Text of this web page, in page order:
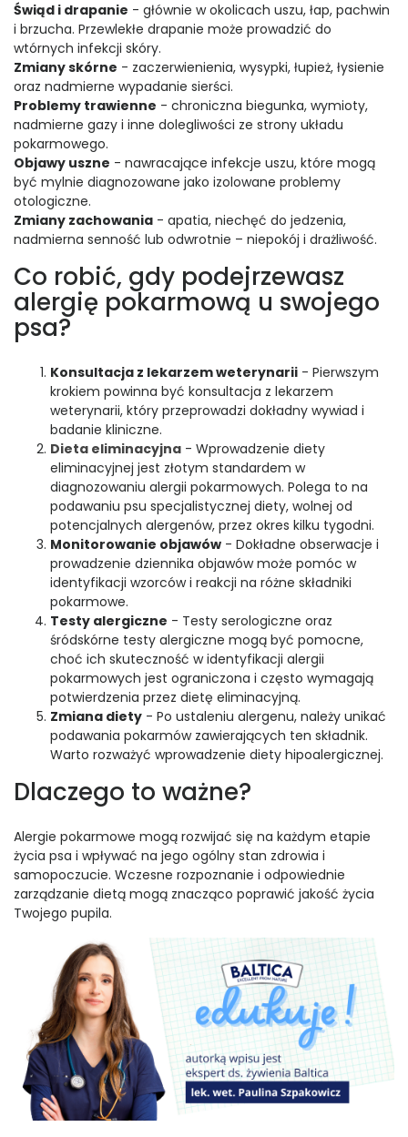
Świąd i drapanie - głównie w okolicach uszu, łap, pachwin
i brzucha. Przewlekłe drapanie może prowadzić do
wtórnych infekcji skóry.
Zmiany skórne - zaczerwienienia, wysypki, łupież, łysienie
oraz nadmierne wypadanie sierści.
Problemy trawienne - chroniczna biegunka, wymioty,
nadmierne gazy i inne dolegliwości ze strony układu
pokarmowego.
Objawy uszne - nawracające infekcje uszu, które mogą
być mylnie diagnozowane jako izolowane problemy
otologiczne.
Zmiany zachowania - apatia, niechęć do jedzenia,
nadmierna senność lub odwrotnie – niepokój i drażliwość.
Co robić, gdy podejrzewasz
alergię pokarmową u swojego
psa?
Konsultacja z lekarzem weterynarii - Pierwszym
krokiem powinna być konsultacja z lekarzem
weterynarii, który przeprowadzi dokładny wywiad i
badanie kliniczne.
Dieta eliminacyjna - Wprowadzenie diety
eliminacyjnej jest złotym standardem w
diagnozowaniu alergii pokarmowych. Polega to na
podawaniu psu specjalistycznej diety, wolnej od
potencjalnych alergenów, przez okres kilku tygodni.
Monitorowanie objawów - Dokładne obserwacje i
prowadzenie dziennika objawów może pomóc w
identyfikacji wzorców i reakcji na różne składniki
pokarmowe.
Testy alergiczne - Testy serologiczne oraz
śródskórne testy alergiczne mogą być pomocne,
choć ich skuteczność w identyfikacji alergii
pokarmowych jest ograniczona i często wymagają
potwierdzenia przez dietę eliminacyjną.
Zmiana diety - Po ustaleniu alergenu, należy unikać
podawania pokarmów zawierających ten składnik.
Warto rozważyć wprowadzenie diety hipoalergicznej.
Dlaczego to ważne?
Alergie pokarmowe mogą rozwijać się na każdym etapie
życia psa i wpływać na jego ogólny stan zdrowia i
samopoczucie. Wczesne rozpoznanie i odpowiednie
zarządzanie dietą mogą znacząco poprawić jakość życia
Twojego pupila.